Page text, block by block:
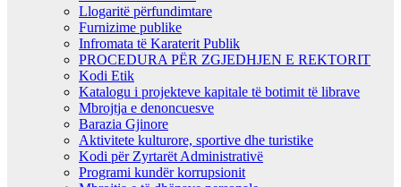
Llogaritë përfundimtare
Furnizime publike
Infromata të Karaterit Publik
PROCEDURA PËR ZGJEDHJEN E REKTORIT
Kodi Etik
Katalogu i projekteve kapitale të botimit të librave
Mbrojtja e denoncuesve
Barazia Gjinore
Aktivitete kulturore, sportive dhe turistike
Kodi për Zyrtarët Administrativë
Programi kundër korrupsionit